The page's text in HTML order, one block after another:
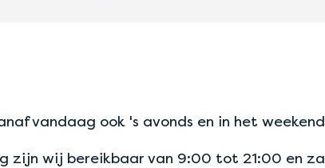
vandaag ook 's avonds en in het
zijn wij bereikbaar van 9:00 tot 21:00 en